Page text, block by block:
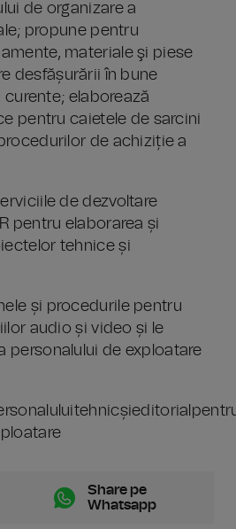
de organizare a
propune pentru
materiale şi piese
desfășurării în bune
elaborează
pentru caietele de sarcini
de achiziție a
de dezvoltare
pentru elaborarea și
tehnice și
și procedurile pentru
audio și video și le
personalului de exploatare
Share pe
Whatsapp